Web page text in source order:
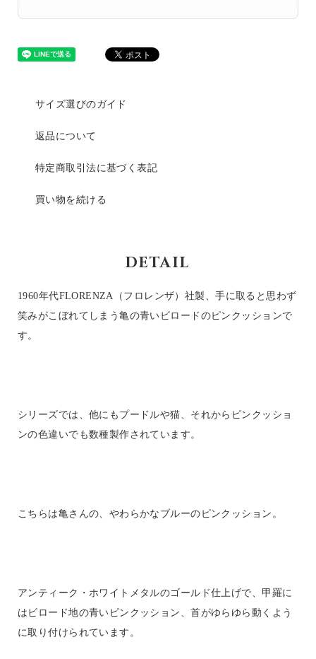
サイズ選びのガイド
返品について
特定商取引法に基づく表記
買い物を続ける
DETAIL
1960年代FLORENZA（フロレンザ）社製、手に取ると思わず
笑みがこぼれてしまう亀の青いビロードのピンクッションで
す。
シリーズでは、他にもプードルや猫、それからピンクッショ
ンの色違いでも数種製作されています。
こちらは亀さんの、やわらかなブルーのピンクッション。
アンティーク・ホワイトメタルのゴールド仕上げで、甲羅に
はビロード地の青いピンクッション、首がゆらゆら動くよう
に取り付けられています。